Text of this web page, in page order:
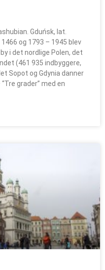
Gduńsk, lat.
og 1793 – 1945 blev
i det nordlige Polen, det
(461 935 indbyggere,
Sopot og Gdynia danner
grader” med en